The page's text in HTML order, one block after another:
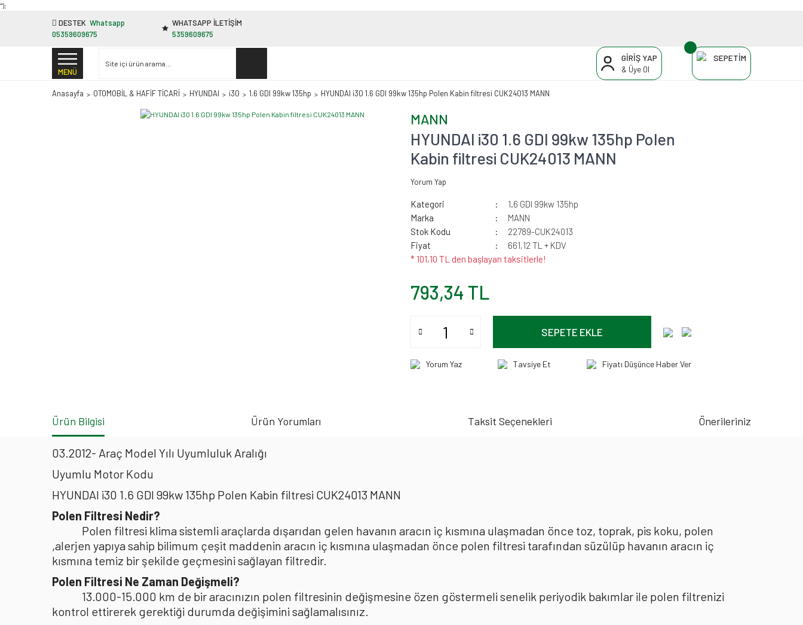
"');
DESTEK Whatsapp
05359609675
WHATSAPP İLETİŞİM
5359609675
MENÜ
GİRİŞ YAP
& Üye Ol
SEPETİM
Anasayfa OTOMOBİL & HAFİF TİCARİ HYUNDAI i30 1.6 GDI 99kw 135hp HYUNDAI i30 1.6 GDI 99kw 135hp Polen Kabin filtresi CUK24013 MANN
MANN
HYUNDAI i30 1.6 GDI 99kw 135hp Polen
Kabin filtresi CUK24013 MANN
Yorum Yap
Kategori
1.6 GDI 99kw 135hp
Marka
MANN
Stok Kodu
22789-CUK24013
Fiyat
661,12 TL + KDV
* 101,10 TL den başlayan taksitlerle!
793,34 TL
SEPETE EKLE
Yorum Yaz Tavsiye Et Fiyatı Düşünce Haber Ver
Ürün Bilgisi Ürün Yorumları Taksit Seçenekleri Önerileriniz
03.2012- Araç Model Yılı Uyumluluk Aralığı
Uyumlu Motor Kodu
HYUNDAI i30 1.6 GDI 99kw 135hp Polen Kabin filtresi CUK24013 MANN
Polen Filtresi Nedir?
Polen filtresi klima sistemli araçlarda dışarıdan gelen havanın aracın iç kısmına ulaşmadan önce toz, toprak, pis koku, polen
,alerjen yapıya sahip bilimum çeşit maddenin aracın iç kısmına ulaşmadan önce polen filtresi tarafından süzülüp havanın aracın iç
kısmına temiz bir şekilde geçmesini sağlayan filtredir.
Polen Filtresi Ne Zaman Değişmeli?
13.000-15.000 km de bir aracınızın polen filtresinin değişmesine özen göstermeli senelik periyodik bakımlar ile polen filtrenizi
kontrol ettirerek gerektiği durumda değişimini sağlamalısınız.